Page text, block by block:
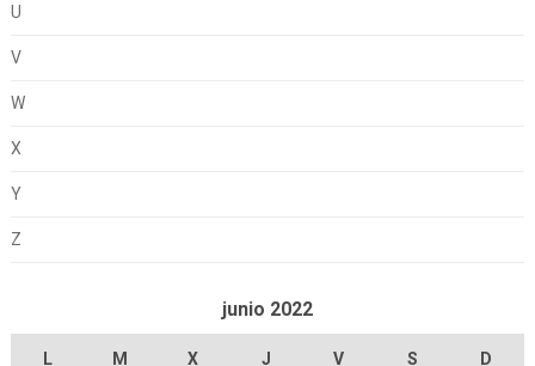
U
V
W
X
Y
Z
junio 2022
L M X J V S D